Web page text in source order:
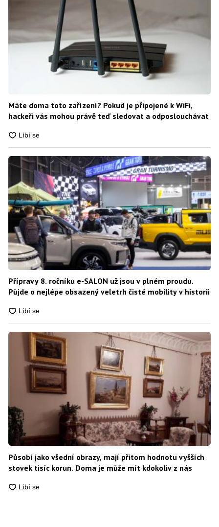
Máte doma toto zařízení? Pokud je připojené k WiFi,
hackeři vás mohou právě teď sledovat a odposlouchávat
Přípravy 8. ročníku e-SALON už jsou v plném proudu.
Půjde o nejlépe obsazený veletrh čisté mobility v historii
Působí jako všední obrazy, mají přitom hodnotu vyšších
stovek tisíc korun. Doma je může mít kdokoliv z nás